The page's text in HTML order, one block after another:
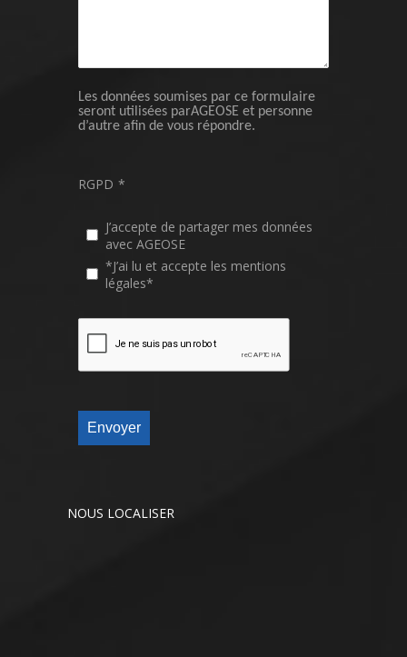
Les données soumises par ce formulaire
seront utilisées parAGEOSE et personne
d’autre afin de vous répondre.
RGPD *
J’accepte de partager mes données
avec AGEOSE
*J’ai lu et accepte les mentions
légales*
Envoyer
NOUS LOCALISER